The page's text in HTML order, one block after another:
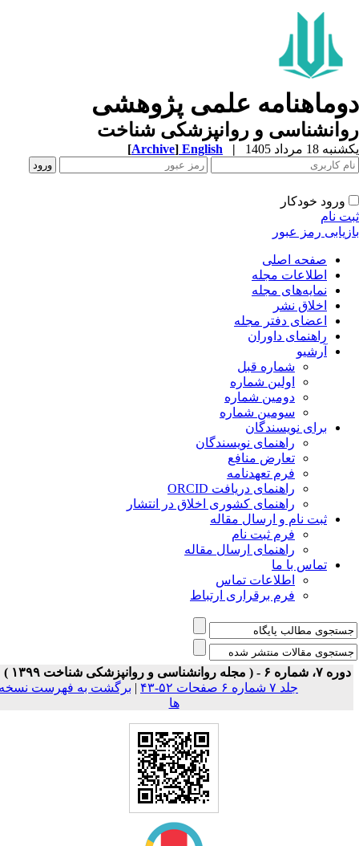
علمی پژوهشی
و روانپزشکی شناخت
18 مرداد 1405 |
English
[Archive]
ورود خودکار
نام
رمز عبور
صفحه اصلی
اطلاعات مجله
نمایه‌های مجله
اخلاق نشر
اعضای دفتر مجله
راهنمای داوران
آرشیو
شماره قبل
اولین شماره
دومین شماره
سومین شماره
برای نویسندگان
راهنمای نویسندگان
تعارض منافع
فرم تعهدنامه
راهنمای دریافت ORCID
راهنمای کشوری اخلاق در انتشار
ثبت نام و ارسال مقاله
فرم ثبت نام
راهنمای ارسال مقاله
تماس با ما
اطلاعات تماس
فرم برقراری ارتباط
شماره ۶ - ( مجله روانشناسی و روانپزشکی شناخت ۱۳۹۹ )
جلد ۷ شماره ۶ صفحات ۵۲-۴۳
|برگشت به فهرست نسخه
ها